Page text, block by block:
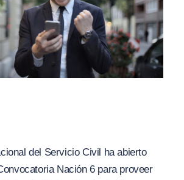
del Servicio Civil ha abierto
Nación 6 para proveer